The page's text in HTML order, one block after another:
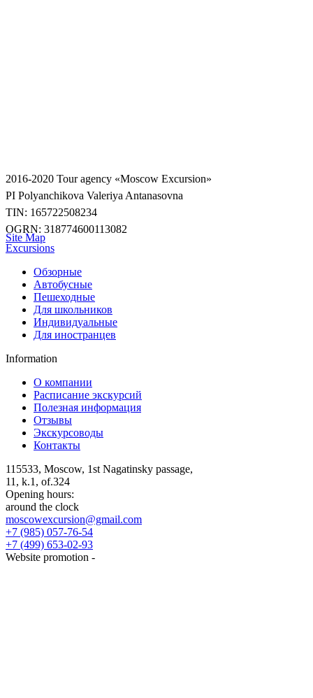
2016-2020 Tour agency «Moscow Excursion»
PI Polyanchikova Valeriya Antanasovna
TIN: 165722508234
OGRN: 318774600113082
Site Map
Excursions
Обзорные
Автобусные
Пешеходные
Для школьников
Индивидуальные
Для иностранцев
Information
О компании
Расписание экскурсий
Полезная информация
Отзывы
Экскурсоводы
Контакты
115533, Moscow, 1st Nagatinsky passage,
11, k.1, of.324
Opening hours:
around the clock
moscowexcursion@gmail.com
+7 (985) 057-76-54
+7 (499) 653-02-93
Website promotion -